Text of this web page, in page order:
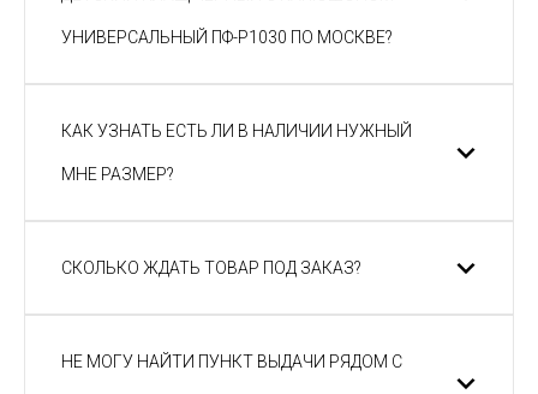
УНИВЕРСАЛЬНЫЙ ПФ-P1030 ПО МОСКВЕ?
КАК УЗНАТЬ ЕСТЬ ЛИ В НАЛИЧИИ НУЖНЫЙ
МНЕ РАЗМЕР?
СКОЛЬКО ЖДАТЬ ТОВАР ПОД ЗАКАЗ?
НЕ МОГУ НАЙТИ ПУНКТ ВЫДАЧИ РЯДОМ С